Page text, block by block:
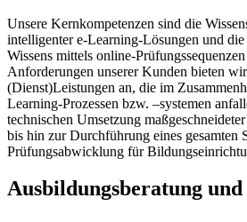
Unsere Kernkompetenzen sind die
intelligenter e-Learning-Lösungen und
Wissens mittels online-
Anforderungen unserer Kunden bieten
(Dienst)Leistungen an, die im
Learning-Prozessen bzw. –systemen
technischen Umsetzung
bis hin zur Durchführung eines gesamten
Prüfungsabwicklung für
Ausbildungsberatung